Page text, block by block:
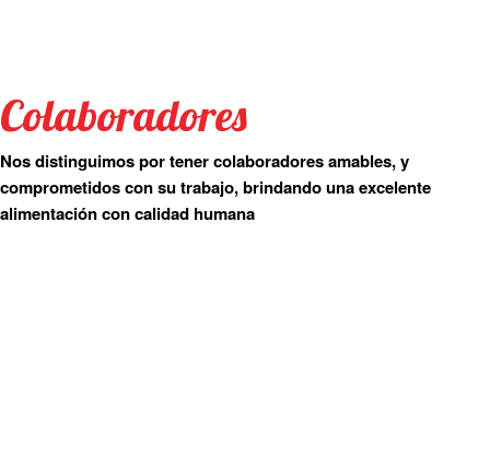
Colaboradores
Nos distinguimos por tener colaboradores amables, y
comprometidos con su trabajo, brindando una excelente
alimentación con calidad humana